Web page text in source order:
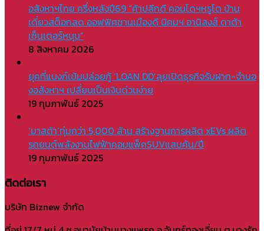
อสังหาฯไทย ครึ่งหลังปี69 “ค้าปลีกดี คอนโดฯหรูโต บ้าน
เดี่ยวสต็อกลด ออฟฟิศชานเมืองดี นิคมฯ อานิสงส์ ดาต้า
เซ็นเตอร์หนุน”
8 สิงหาคม 2026
ยุคที่แบงก์เข้มปล่อยกู้ ‘LOAN DD’ลุยเปิดธุรกิจรับฝาก-จำนอ
งอสังหาฯ เปลี่ยนเป็นเงินด่วนง่าย
19 กุมภาพันธ์ 2025
‘มาสด้า’ทุ่มกว่า 5,000 ล้าน สร้างฐานการผลิต xEVs ผลิต
รถยนต์พลังงานไฟฟ้าคอมแพ็คSUVแสนคัน/ปี
19 กุมภาพันธ์ 2025
ติดต่อเรา
บริษัท Biznew จำกัด